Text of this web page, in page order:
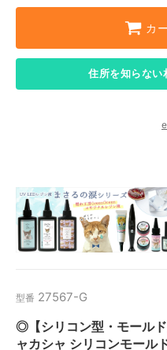
カ
住所を知らない
型番 27567-G
◎【シリコン型・モール
ャカシャ シリコンモール